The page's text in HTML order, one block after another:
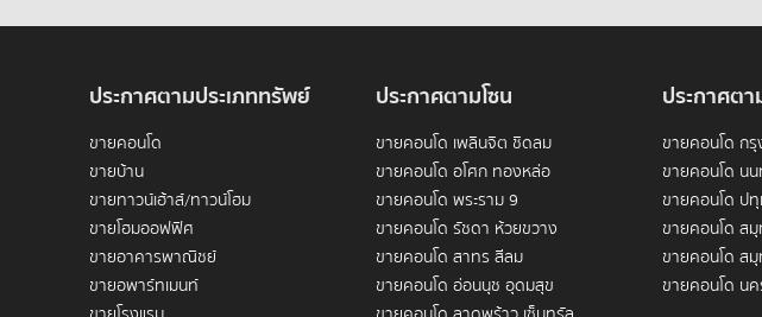
ประกาศตามประเภททรัพย์
ขายคอนโด
ขายบ้าน
ขายทาวน์เฮ้าส์/ทาวน์โฮม
ขายโฮมออฟฟิศ
ขายอาคารพาณิชย์
ขายอพาร์ทเมนท์
ประกาศตามโซน
ขายคอนโด เพลินจิต ชิดลม
ขายคอนโด อโศก ทองหล่อ
ขายคอนโด พระราม 9
ขายคอนโด รัชดา ห้วยขวาง
ขายคอนโด สาทร สีลม
ขายคอนโด อ่อนนุช อุดมสุข
ประกาศต
ขายคอนโด กรุ
ขายคอนโด น
ขายคอนโด ป
ขายคอนโด ส
ขายคอนโด ส
ขายคอนโด น